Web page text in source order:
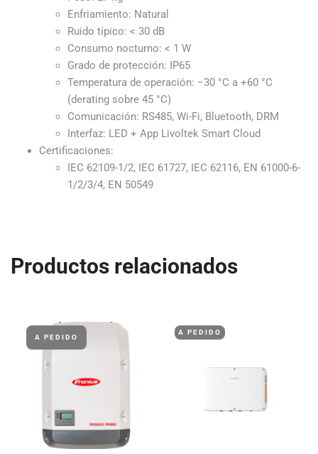
Enfriamiento: Natural
Ruido típico: < 30 dB
Consumo nocturno: < 1 W
Grado de protección: IP65
Temperatura de operación: −30 °C a +60 °C
(derating sobre 45 °C)
Comunicación: RS485, Wi-Fi, Bluetooth, DRM
Interfaz: LED + App Livoltek Smart Cloud
Certificaciones:
IEC 62109-1/2, IEC 61727, IEC 62116, EN 61000-6-
1/2/3/4, EN 50549
Productos relacionados
A PEDIDO
A PEDIDO